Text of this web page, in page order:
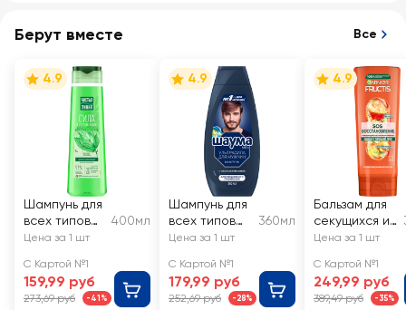
Берут вместе Все
4.9
Шампунь для
всех типов
волос
ЛИНИЯ
Крапива, на
отваре
400мл
Цена за 1 шт
С Картой №1
159,99 руб
273,69 руб -41%
4.9
Шампунь для
всех типов
волос
ШАУМА Men
Ultra Сила
360мл
Цена за 1 шт
С Картой №1
179,99 руб
252,69 руб -28%
4.9
Бальзам для
секущихся и
очень
х волос
FRUCTIS SOS
Восстановле
Цена за 1 шт
С Картой №1
249,99 руб
389,49 руб -35%